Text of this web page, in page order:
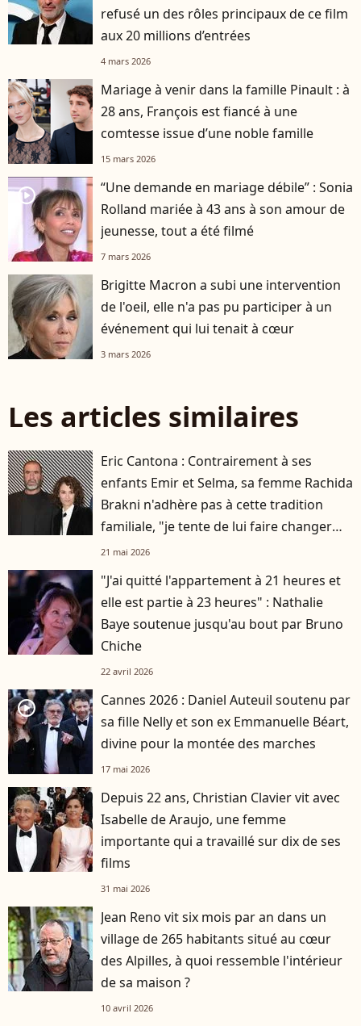
refusé un des rôles principaux de ce film
aux 20 millions d’entrées
4 mars 2026
Mariage à venir dans la famille Pinault : à
28 ans, François est fiancé à une
comtesse issue d’une noble famille
15 mars 2026
player2
“Une demande en mariage débile” : Sonia
Rolland mariée à 43 ans à son amour de
jeunesse, tout a été filmé
7 mars 2026
Brigitte Macron a subi une intervention
de l'oeil, elle n'a pas pu participer à un
événement qui lui tenait à cœur
3 mars 2026
Les articles similaires
Eric Cantona : Contrairement à ses
enfants Emir et Selma, sa femme Rachida
Brakni n'adhère pas à cette tradition
familiale, "je tente de lui faire changer
d'avis"
21 mai 2026
"J'ai quitté l'appartement à 21 heures et
elle est partie à 23 heures" : Nathalie
Baye soutenue jusqu'au bout par Bruno
Chiche
22 avril 2026
player2
Cannes 2026 : Daniel Auteuil soutenu par
sa fille Nelly et son ex Emmanuelle Béart,
divine pour la montée des marches
17 mai 2026
Depuis 22 ans, Christian Clavier vit avec
Isabelle de Araujo, une femme
importante qui a travaillé sur dix de ses
films
31 mai 2026
Jean Reno vit six mois par an dans un
village de 265 habitants situé au cœur
des Alpilles, à quoi ressemble l'intérieur
de sa maison ?
10 avril 2026